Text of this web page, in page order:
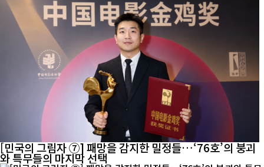
[민국의 그림자 ⑦] 패망을 감지한 밀정들…‘76호’의 붕괴
와 특무들의 마지막 선택